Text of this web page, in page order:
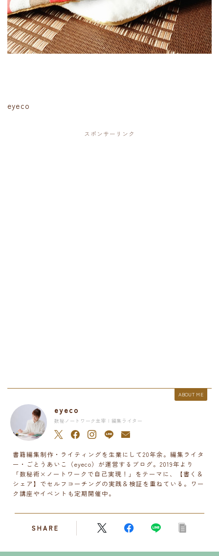
eyeco
スポンサーリンク
ABOUT ME
eyeco
数秘ノートワーク主宰 | 編集ライター
書籍編集制作・ライティングを生業にして20年余。編集ライタ
ー・ごとうあいこ（eyeco）が運営するブログ。2019年より
「数秘術×ノートワークで自己実現！」をテーマに、【書く＆
シェア】でセルフコーチングの実践＆検証を重ねている。ワー
ク講座やイベントも定期開催中。
SHARE